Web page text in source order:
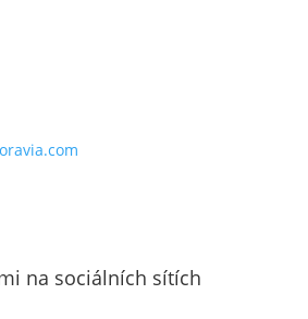
na sociálních sítích